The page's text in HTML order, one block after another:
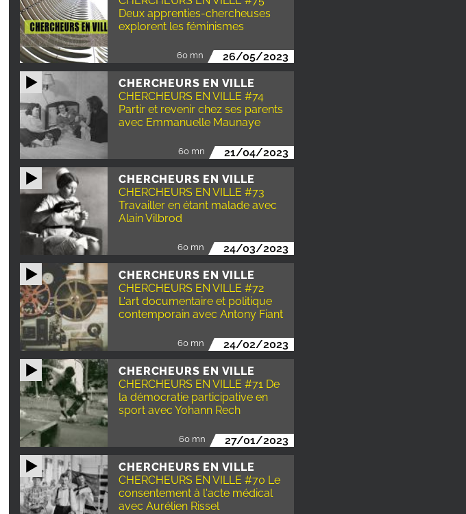
Deux apprenties-chercheuses
explorent les féminismes
60 mn 26/05/2023
CHERCHEURS EN VILLE
CHERCHEURS EN VILLE #74
Partir et revenir chez ses parents
avec Emmanuelle Maunaye
60 mn 21/04/2023
CHERCHEURS EN VILLE
CHERCHEURS EN VILLE #73
Travailler en étant malade avec
Alain Vilbrod
60 mn 24/03/2023
CHERCHEURS EN VILLE
CHERCHEURS EN VILLE #72
L'art documentaire et politique
contemporain avec Antony Fiant
60 mn 24/02/2023
CHERCHEURS EN VILLE
CHERCHEURS EN VILLE #71 De
la démocratie participative en
sport avec Yohann Rech
60 mn 27/01/2023
CHERCHEURS EN VILLE
CHERCHEURS EN VILLE #70 Le
consentement à l'acte médical
avec Aurélien Rissel